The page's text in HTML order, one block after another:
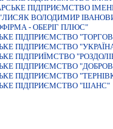
ПІДПРИЄМСТВО
ВОЛОДИМИР
- ОБЕРIГ ПЛЮС"
ПIДПРИЄМСТВО
ПIДПРИЄМСТВО
ПIДПРИЇМСТВО
ПІДПРИЄМСТВО
ПІДПРИЄМСТВО
ПІДПРИЄМСТВО "ШАНС"